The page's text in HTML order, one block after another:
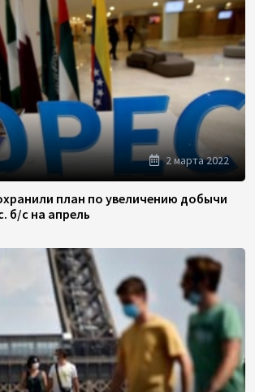
2 марта 2022
план по увеличению добычи
б/с на апрель